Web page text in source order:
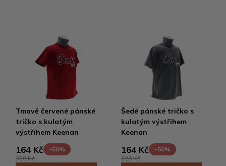
Tmavě červené pánské
tričko s kulatým
výstřihem Keenan
164 Kč
-50%
328 Kč
Šedé pánské tričko s
kulatým výstřihem
Keenan
164 Kč
-50%
328 Kč